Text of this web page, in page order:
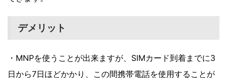
デメリット
・MNPを使うことが出来ますが、SIMカード到着までに3
日から7日ほどかかり、この間携帯電話を使用することが